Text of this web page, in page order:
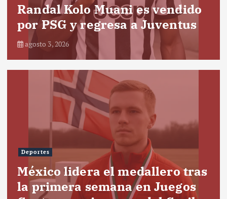
Randal Kolo Muani es vendido
por PSG y regresa a Juventus
agosto 3, 2026
Deportes
México lidera el medallero tras
la primera semana en Juegos